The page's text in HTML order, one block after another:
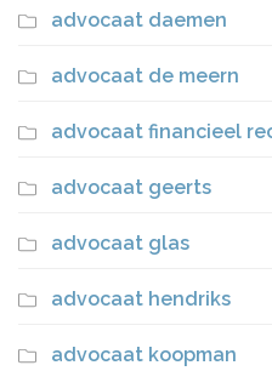
advocaat daemen
advocaat de meern
advocaat financieel
advocaat geerts
advocaat glas
advocaat hendriks
advocaat koopman